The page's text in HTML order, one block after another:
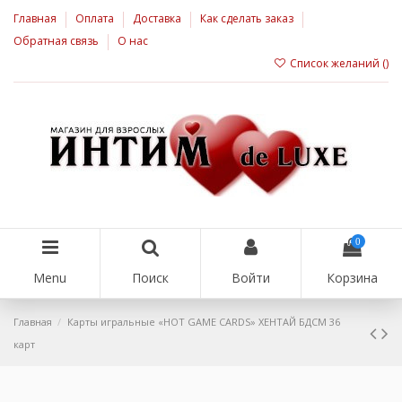
Главная Оплата Доставка
Как сделать заказ
Обратная связь
О нас
Список желаний ()
Menu Поиск Войти
0
Корзина
Главная
Карты игральные «HOT GAME CARDS» ХЕНТАЙ БДСМ 36
карт